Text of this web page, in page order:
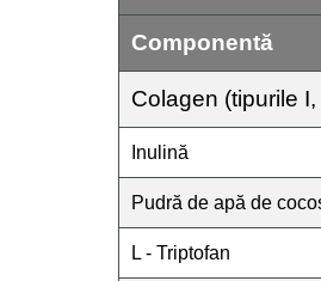
Componentă
Colagen (tipurile I,
Inulină
Pudră de apă de
L - Triptofan